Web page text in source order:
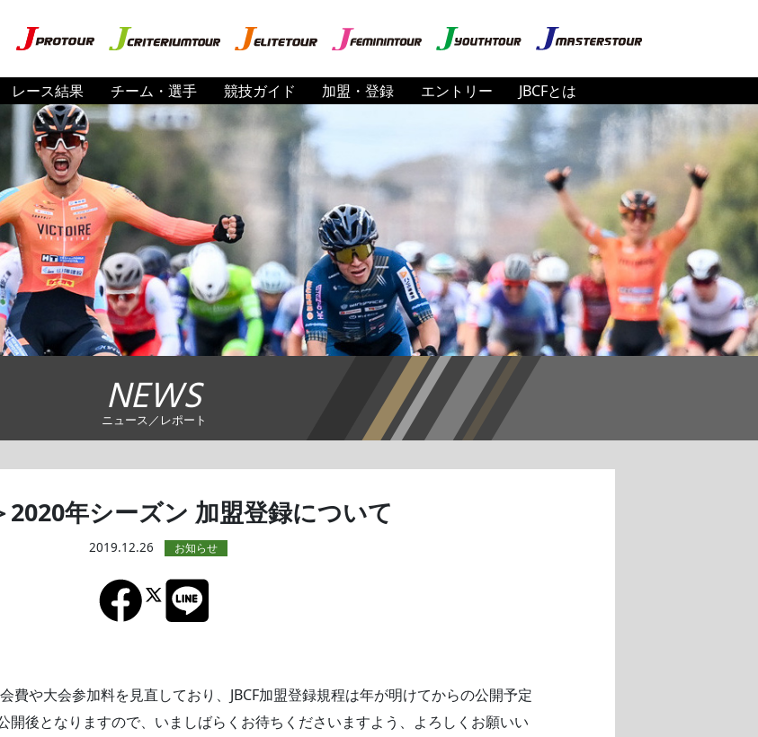
レース結果 チーム・選手 競技ガイド 加盟・登録 エントリー JBCFとは
NEWS
ニュース／レポート
2020年シーズン 加盟登録について
2019.12.26
費や大会参加料を見直しており、JBCF加盟登録規程は年が明けてからの公開予定
開後となりますので、いましばらくお待ちくださいますよう、よろしくお願いい